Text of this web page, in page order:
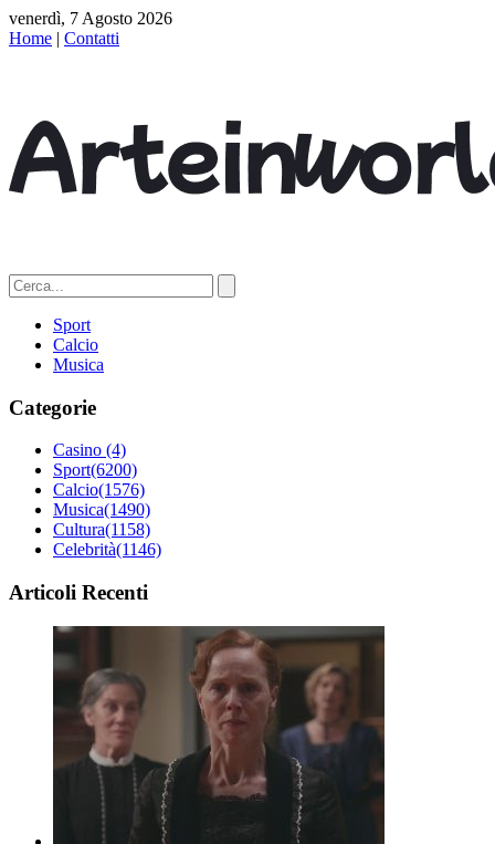
venerdì, 7 Agosto 2026
Home | Contatti
Sport
Calcio
Musica
Categorie
Casino (4)
Sport(6200)
Calcio(1576)
Musica(1490)
Cultura(1158)
Celebrità(1146)
Articoli Recenti